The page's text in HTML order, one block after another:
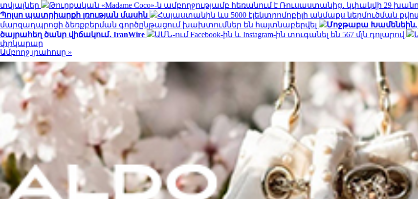
տվյալներ
Թուրքական «Madame Coco»-ն ամբողջությամբ հեռանում է Ռուսաստանից․ կփակվի 29
Պոլսո պատրիարքի լռության մասին
Հայաստանին ևս 5000 էլեկտրոմոբիլի անմաքս ներմուծման
մարզադպրոցի ձեռքբերման գործընթացում խախտումներ են հայտնաբերվել
Մոջթաբա Խամենեին,
ծայրահեղ ծանր վիճակում․ IranWire
ԱՄՆ-ում Facebook-ին և Instagram-ին տուգանել են 567 մլն դոլարով
փրկարար
Ամբողջ լրահոսը »